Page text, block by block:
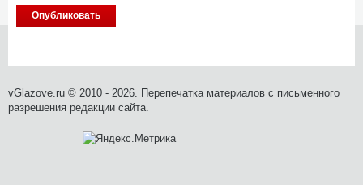
vGlazove.ru © 2010 - 2026. Перепечатка материалов с письменного
разрешения редакции сайта.